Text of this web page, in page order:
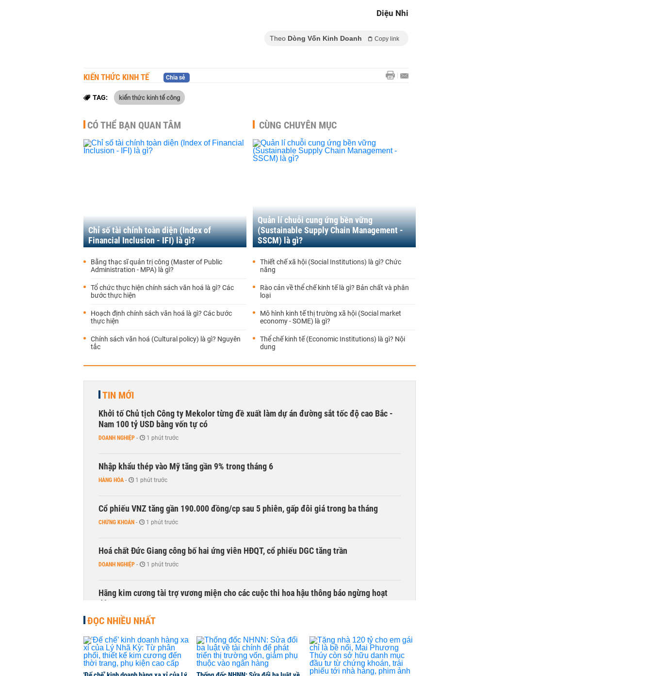
Diệu Nhi
Theo Dòng Vốn Kinh Doanh Copy link
KIẾN THỨC KINH TẾ Chia sẻ
TAG: kiến thức kinh tế công
CÓ THỂ BẠN QUAN TÂM
Chỉ số tài chính toàn diện (Index of
Financial Inclusion - IFI) là gì?
Bằng thạc sĩ quản trị công (Master of Public
Administration - MPA) là gì?
Tổ chức thực hiện chính sách văn hoá là gì? Các
bước thực hiện
Hoạch định chính sách văn hoá là gì? Các bước
thực hiện
Chính sách văn hoá (Cultural policy) là gì? Nguyên
tắc
CÙNG CHUYÊN MỤC
Quản lí chuỗi cung ứng bền vững
(Sustainable Supply Chain Management -
SSCM) là gì?
Thiết chế xã hội (Social Institutions) là gì? Chức
năng
Rào cản về thể chế kinh tế là gì? Bản chất và phân
loại
Mô hình kinh tế thị trường xã hội (Social market
economy - SOME) là gì?
Thể chế kinh tế (Economic Institutions) là gì? Nội
dung
TIN MỚI
Khởi tố Chủ tịch Công ty Mekolor từng đề xuất làm dự án đường sắt tốc độ cao Bắc -
Nam 100 tỷ USD bằng vốn tự có
DOANH NGHIỆP - 1 phút trước
Nhập khẩu thép vào Mỹ tăng gần 9% trong tháng 6
HÀNG HÓA - 1 phút trước
Cổ phiếu VNZ tăng gần 190.000 đồng/cp sau 5 phiên, gấp đôi giá trong ba tháng
CHỨNG KHOÁN - 1 phút trước
Hoá chất Đức Giang công bố hai ứng viên HĐQT, cổ phiếu DGC tăng trần
DOANH NGHIỆP - 1 phút trước
Hãng kim cương tài trợ vương miện cho các cuộc thi hoa hậu thông báo ngừng hoạt
động
KINH DOANH - 1 phút trước
Trùm phân phối ô tô hạng sang lãi đậm khi chuyển hướng buôn xe VinFast
KINH DOANH - 1 phút trước
ĐỌC NHIỀU NHẤT